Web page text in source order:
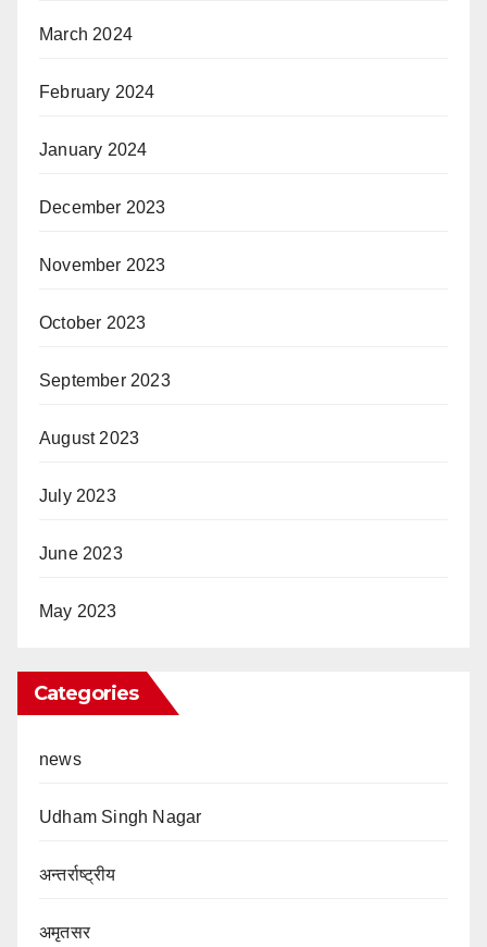
March 2024
February 2024
January 2024
December 2023
November 2023
October 2023
September 2023
August 2023
July 2023
June 2023
May 2023
Categories
news
Udham Singh Nagar
अन्तर्राष्ट्रीय
अमृतसर